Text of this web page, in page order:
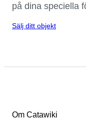
på dina speciella
Sälj ditt objekt
Om Catawiki